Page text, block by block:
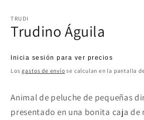
multimedia
una
modal
TRUDI
Trudino Águila
Precio
habitual
Inicia sesión para ver precios
Losgastos de envío se calculan en la pantalla
Animal de peluche de pequeñas
presentado en una bonita caja de